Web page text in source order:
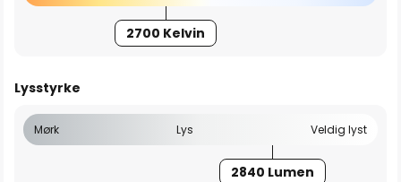
2700 Kelvin
Lysstyrke
Mørk Lys Veldig lyst
2840 Lumen